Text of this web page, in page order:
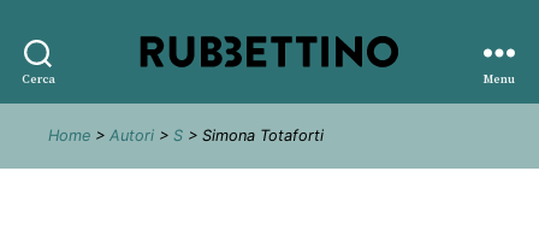
Cerca
editore
Menu
Home > Autori > S > Simona Totaforti